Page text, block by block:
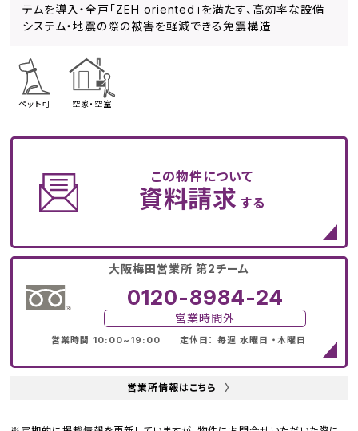
テムを導入・全戸「ZEH oriented」を満たす、高効率な設備
システム・地震の際の被害を軽減できる免震構造
ペット可 空家・空室
この物件について
資料請求 する
大阪梅田営業所 第2チーム
0120-8984-24
営業時間外
営業時間 10:00~19:00 定休日： 毎週 水曜日 ・木曜日
営業所情報はこちら 〉